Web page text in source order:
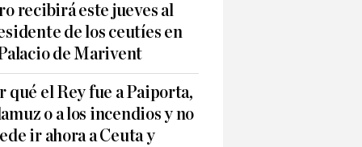
recibirá este jueves al
de los ceutíes en
de Marivent
qué el Rey fue a Paiporta,
o a los incendios y no
ir ahora a Ceuta y